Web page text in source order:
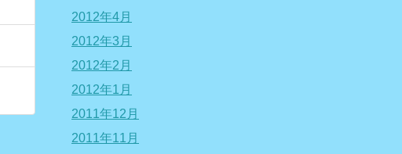
2012年4月
2012年3月
2012年2月
2012年1月
2011年12月
2011年11月